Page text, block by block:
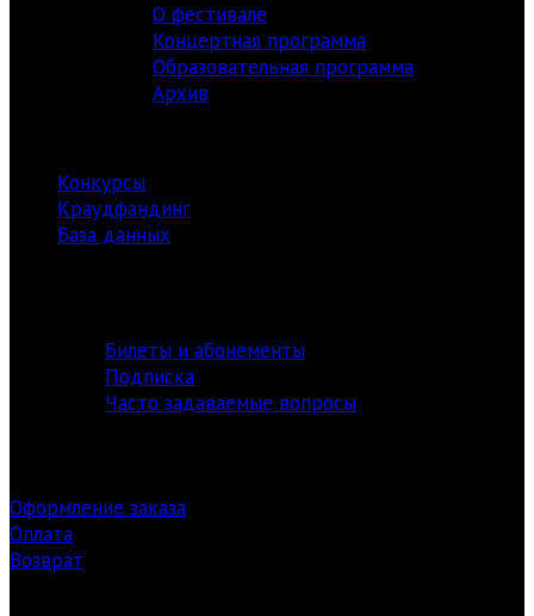
О фестивале
Концертная программа
Образовательная программа
Архив
Конкурсы
Краудфандинг
База данных
Билеты и абонементы
Подписка
Часто задаваемые вопросы
Оформление заказа
Оплата
Возврат